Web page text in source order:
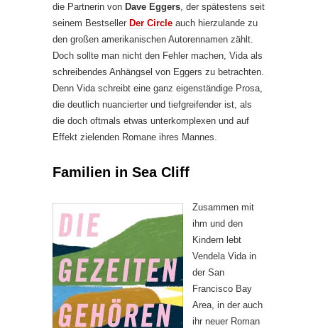
die Partnerin von Dave Eggers , der spätestens seit
seinem Bestseller Der Circle auch hierzulande zu
den großen amerikanischen Autorennamen zählt.
Doch sollte man nicht den Fehler machen, Vida als
schreibendes Anhängsel von Eggers zu betrachten.
Denn Vida schreibt eine ganz eigenständige Prosa,
die deutlich nuancierter und tiefgreifender ist, als
die doch oftmals etwas unterkomplexen und auf
Effekt zielenden Romane ihres Mannes.
Familien in Sea Cliff
Zusammen mit
ihm und den
Kindern lebt
Vendela Vida in
der San
Francisco Bay
Area, in der auch
ihr neuer Roman